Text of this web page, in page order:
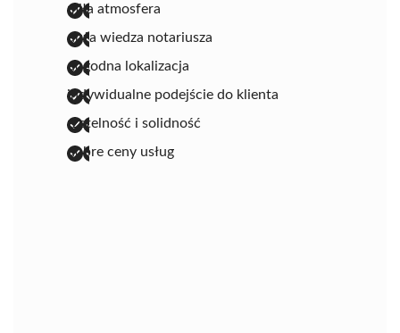
miła atmosfera
duża wiedza notariusza
dogodna lokalizacja
indywidualne podejście do klienta
rzetelność i solidność
dobre ceny usług